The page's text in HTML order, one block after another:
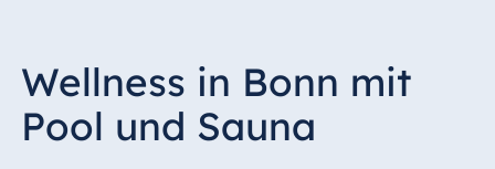
Wellness in Bonn mit
Pool und Sauna